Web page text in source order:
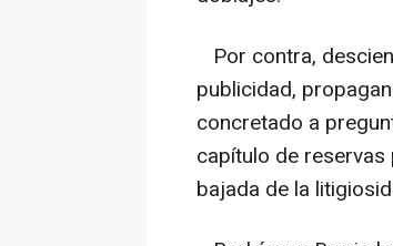
Por contra,
publicidad,
concretado a
capítulo de
bajada de la